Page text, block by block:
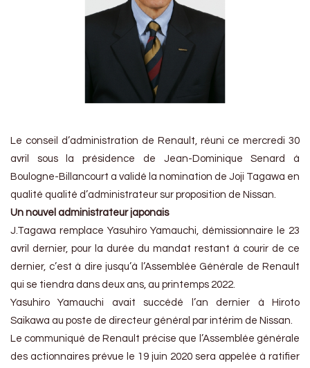
Le conseil d’administration de Renault, réuni ce mercredi 30
avril sous la présidence de Jean-Dominique Senard à
Boulogne-Billancourt a validé la nomination de Joji Tagawa en
qualité qualité d’administrateur sur proposition de Nissan.
Un nouvel administrateur japonais
J.Tagawa remplace Yasuhiro Yamauchi, démissionnaire le 23
avril dernier, pour la durée du mandat restant à courir de ce
dernier, c’est à dire jusqu’à l’Assemblée Générale de Renault
qui se tiendra dans deux ans, au printemps 2022.
Yasuhiro Yamauchi avait succédé l’an dernier à Hiroto
Saikawa au poste de directeur général par intérim de Nissan.
Le communiqué de Renault précise que l’Assemblée générale
des actionnaires prévue le 19 juin 2020 sera appelée à ratifier